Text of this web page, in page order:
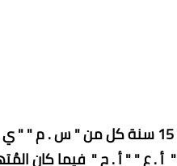
وتضمنت أسماء المُتهمين المحكوم عليهما